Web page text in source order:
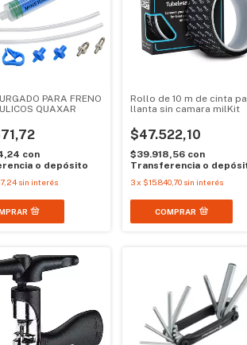
PARA FRENO
QUAXAR
con
o depósito
sin interés
Rollo de 10 m de cinta
llanta sin camara milKit
$47.522,10
$39.918,56 con
Transferencia o
3x $15.840,70 sin interés
COMPRAR